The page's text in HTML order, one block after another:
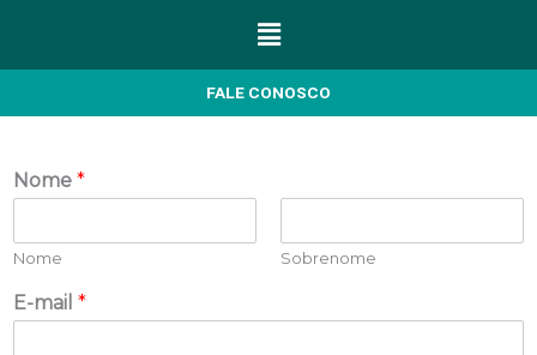
Menu
FALE CONOSCO
Nome *
Nome Sobrenome
E-mail *